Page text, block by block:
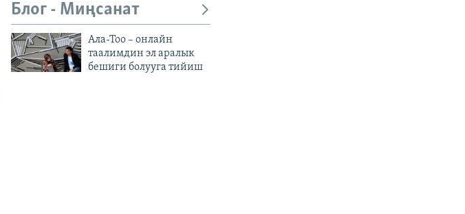
Блог - Миңсанат
Ала-Тоо – онлайн
таалимдин эл аралык
бешиги болууга тийиш